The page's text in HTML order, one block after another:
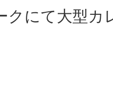
クにて大型カ